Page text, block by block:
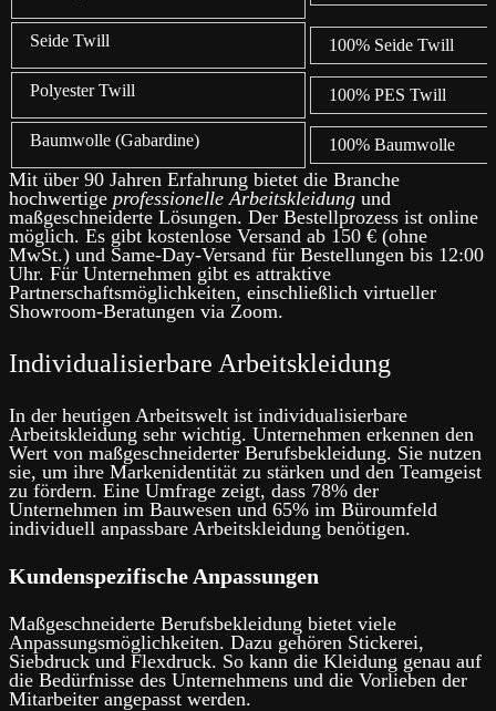
Seide Twill 100% Seide Twill
Polyester Twill 100% PES Twill
Baumwolle (Gabardine) 100% Baumwolle
Mit über 90 Jahren Erfahrung bietet die Branche
hochwertige professionelle Arbeitskleidung und
maßgeschneiderte Lösungen. Der Bestellprozess ist online
möglich. Es gibt kostenlose Versand ab 150 € (ohne
MwSt.) und Same-Day-Versand für Bestellungen bis 12:00
Uhr. Für Unternehmen gibt es attraktive
Partnerschaftsmöglichkeiten, einschließlich virtueller
Showroom-Beratungen via Zoom.
Individualisierbare Arbeitskleidung
In der heutigen Arbeitswelt ist individualisierbare
Arbeitskleidung sehr wichtig. Unternehmen erkennen den
Wert von maßgeschneiderter Berufsbekleidung. Sie nutzen
sie, um ihre Markenidentität zu stärken und den Teamgeist
zu fördern. Eine Umfrage zeigt, dass 78% der
Unternehmen im Bauwesen und 65% im Büroumfeld
individuell anpassbare Arbeitskleidung benötigen.
Kundenspezifische Anpassungen
Maßgeschneiderte Berufsbekleidung bietet viele
Anpassungsmöglichkeiten. Dazu gehören Stickerei,
Siebdruck und Flexdruck. So kann die Kleidung genau auf
die Bedürfnisse des Unternehmens und die Vorlieben der
Mitarbeiter angepasst werden.